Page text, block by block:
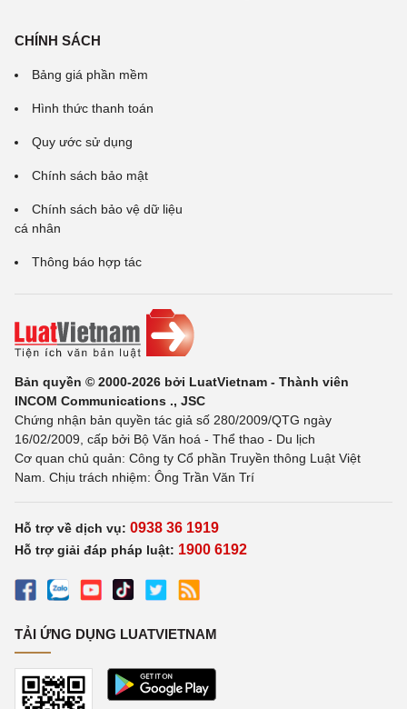
CHÍNH SÁCH
Bảng giá phần mềm
Hình thức thanh toán
Quy ước sử dụng
Chính sách bảo mật
Chính sách bảo vệ dữ liệu
cá nhân
Thông báo hợp tác
Bản quyền © 2000-2026 bởi LuatVietnam - Thành viên
INCOM Communications ., JSC
Chứng nhận bản quyền tác giả số 280/2009/QTG ngày
16/02/2009, cấp bởi Bộ Văn hoá - Thể thao - Du lịch
Cơ quan chủ quản: Công ty Cổ phần Truyền thông Luật Việt
Nam. Chịu trách nhiệm: Ông Trần Văn Trí
Hỗ trợ về dịch vụ: 0938 36 1919
Hỗ trợ giải đáp pháp luật: 1900 6192
TẢI ỨNG DỤNG LUATVIETNAM